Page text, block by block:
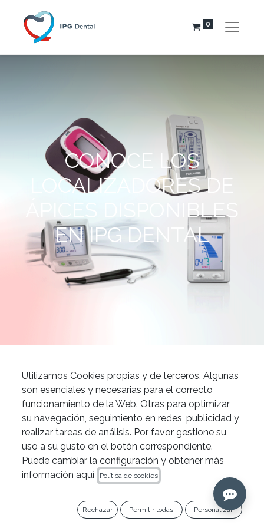
0
CONOCE LOS
LOCALIZADORES DE
ÁPICES DISPONIBLES
EN IPG DENTAL
Endodoncia
En el campo de la endodoncia,
los localizadores de ápices se han convertido
en herramientas imprescindibles para
garantizar precisión y eficacia en los
tratamientos. Estos dispositivos
canal radicular, facilitando el proceso de
Utilizamos Cookies propias y de terceros. Algunas
son esenciales y necesarias para el correcto
funcionamiento de la Web. Otras para optimizar
su navegación, seguimiento en redes, publicidad y
realizar tareas de análisis. Por favor gestione su
uso a su gusto en el botón correspondiente.
Puede cambiar la configuración y obtener más
información aquí
Política de cookies
Rechazar Permitir todas Personalizar